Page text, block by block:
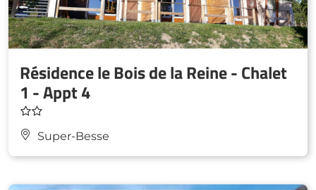
Résidence le Bois de la Reine - Chalet
1 - Appt 4
Super-Besse